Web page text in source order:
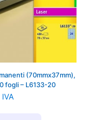
(70mmx37mm),
fogli – L6133-20
IVA